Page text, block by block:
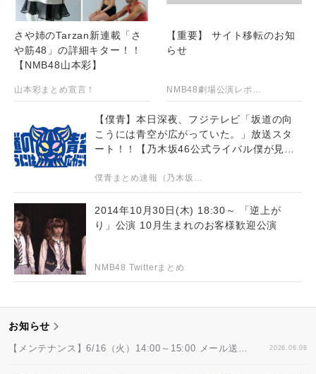
さや姉のTarzan新連載「さ
や筋48」の詳細キター！！
【NMB48山本彩】
山本彩まとめ宣言！
【重要】 サイト移転のお知
らせ
【僕青】本日深夜、フジテレビ「坂道の向
こうには青空が広がっていた。」放送スタ
ート！！【乃木坂46公式ライバル僕が見た
2014年10月30日(木) 18:30～ 「逆上が
り」公演 10月生まれのお客様歓迎公演
NMB48 Twitterまとめ
お知らせ
【メンテナンス】6/16（火）14:00～15:00 メール送信システム停止のお知らせ 2026.06.08